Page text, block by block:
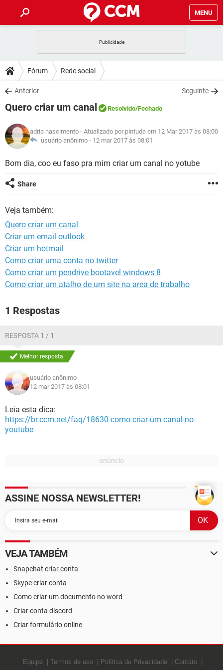
MENU
CELULAR
OUTLOOK
INSTAGRAM GMAIL
GUIA DE COMPRAS
DICAS
JOGOS
INSTAGRAM GMAIL
GUIA DE COMPRAS
DOWNLOADS
JOGOS WHATSAPP
CELULAR
OUTLOOK EXCEL
INSTAGRAM GMAIL
FÓRUM
JOGOS WHATSAPP
CELULAR
OUTLOOK EXCEL
INSTAGRAM
GLOSSÁRIO
JOGOS WHATSAPP
INSTAGRAM
GUIA DE COMPRAS
Fórum Rede social
Anterior Seguinte
Quero criar um canal Resolvido/Fechado
adria nascimento - Atualizado por pintuda em 12 Mar 2017 às 08:00
usuário anônimo - 12 mar 2017 às 08:01
Bom dia, coo eu faso pra mim criar um canal no yotube
Share
Veja também:
Quero criar um canal
Criar um email outlook
Criar um hotmail
Como criar uma conta no twitter
Como criar um pendrive bootavel windows 8
Como criar um atalho de um site na area de trabalho
1 Respostas
RESPOSTA 1 / 1
Melhor resposta
usuário anônimo
12 mar 2017 às 08:01
Leia esta dica:
https://br.ccm.net/faq/18630-como-criar-um-canal-no-
youtube
ASSINE NOSSA NEWSLETTER!
VEJA TAMBÉM
Snapchat criar conta
Skype criar conta
Como criar um documento no word
Criar conta discord
Criar formulário online
Equipe Termos de uso Política de Privacidade Contato